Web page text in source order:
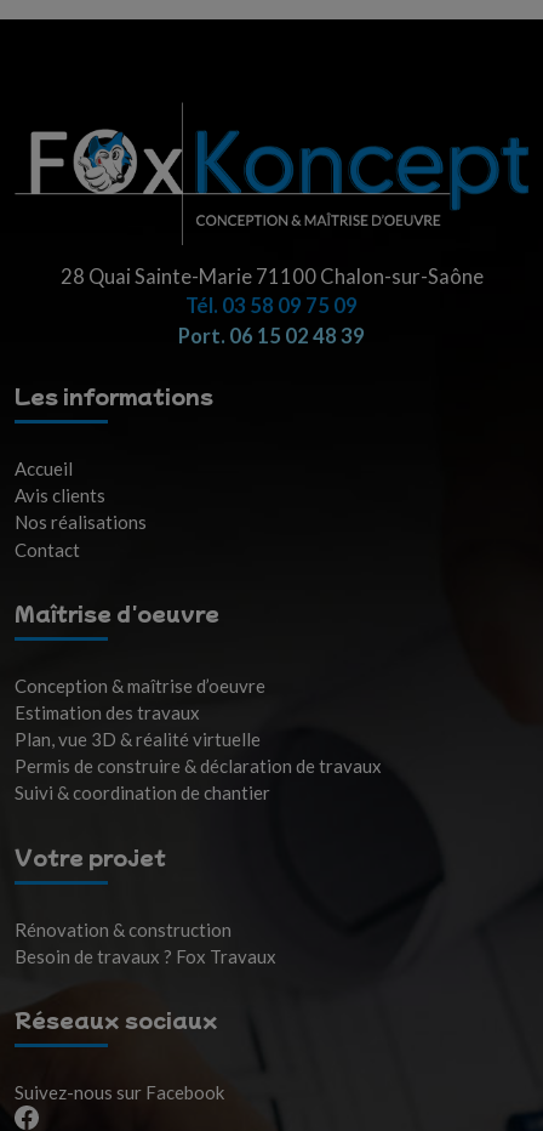
28 Quai Sainte-Marie 71100 Chalon-sur-Saône
Tél. 03 58 09 75 09
Port. 06 15 02 48 39
Les informations
Accueil
Avis clients
Nos réalisations
Contact
Maîtrise d'oeuvre
Conception & maîtrise d’oeuvre
Estimation des travaux
Plan, vue 3D & réalité virtuelle
Permis de construire & déclaration de travaux
Suivi & coordination de chantier
Votre projet
Rénovation & construction
Besoin de travaux ? Fox Travaux
Réseaux sociaux
Suivez-nous sur Facebook